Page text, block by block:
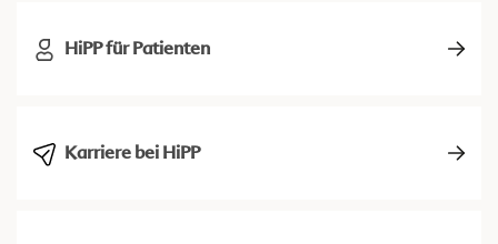
HiPP für Patienten
Karriere bei HiPP